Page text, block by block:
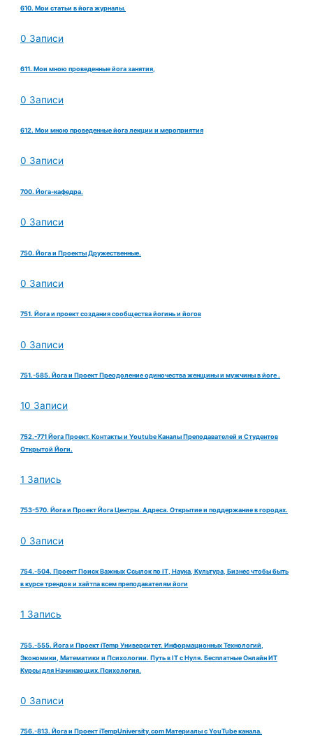
610. Мои статьи в йога журналы.
0 Записи
611. Мои мною проведенные йога занятия,
0 Записи
612. Мои мною проведенные йога лекции и мероприятия
0 Записи
700. Йога-кафедра.
0 Записи
750. Йога и Проекты Дружественные.
0 Записи
751. Йога и проект создания сообщества йогинь и йогов
0 Записи
751.-585. Йога и Проект Преодоление одиночества женщины и мужчины в йоге .
10 Записи
752.-771 Йога Проект. Контакты и Youtube Каналы Преподавателей и Студентов
Открытой Йоги.
1 Запись
753-570. Йога и Проект Йога Центры. Адреса. Открытие и поддержание в городах.
0 Записи
754.-504. Проект Поиск Важных Ссылок по IT, Наука, Культура, Бизнес чтобы быть
в курсе трендов и хайтпа всем преподавателям йоги
1 Запись
755.-555. Йога и Проект iTemp Университет. Информационных Технологий,
Экономики, Математики и Психологии. Путь в IT с Нуля. Бесплатные Онлайн ИТ
Курсы для Начинающих.Психология.
0 Записи
756.-813. Йога и Проект iTempUniversity.com Материалы с YouTube канала.